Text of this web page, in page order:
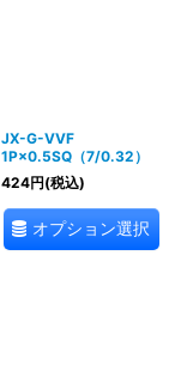
JX-G-VVF
1P×0.5SQ（7/0.32）
424円(税込)
オプション選択